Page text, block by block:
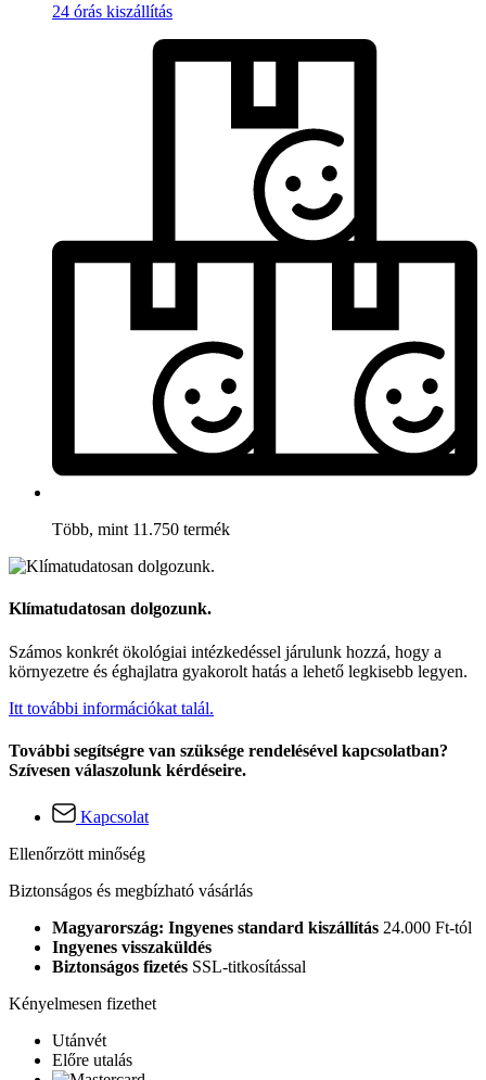
24 órás kiszállítás
Több, mint 11.750 termék
Klímatudatosan dolgozunk.
Számos konkrét ökológiai intézkedéssel járulunk hozzá, hogy a
környezetre és éghajlatra gyakorolt hatás a lehető legkisebb legyen.
Itt további információkat talál.
További segítségre van szüksége rendelésével kapcsolatban?
Szívesen válaszolunk kérdéseire.
Kapcsolat
Ellenőrzött minőség
Biztonságos és megbízható vásárlás
Magyarország: Ingyenes standard kiszállítás 24.000 Ft-tól
Ingyenes visszaküldés
Biztonságos fizetés SSL-titkosítással
Kényelmesen fizethet
Utánvét
Előre utalás